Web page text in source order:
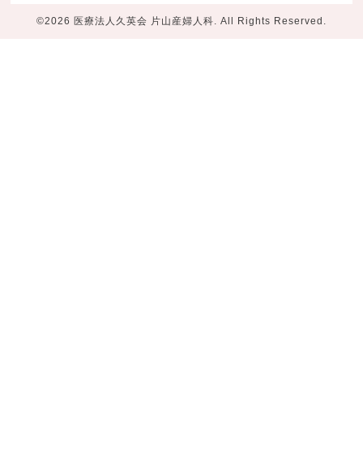
©2026 医療法人久英会 片山産婦人科. All Rights Reserved.